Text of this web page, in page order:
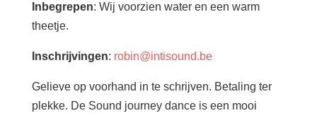
Inbegrepen: Wij voorzien water en een warm
theetje.
Inschrijvingen: robin@intisound.be
Gelieve op voorhand in te schrijven. Betaling ter
plekke. De Sound journey dance is een mooi